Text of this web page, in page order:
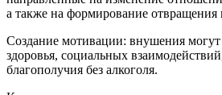
а также на формирование отвращения
Создание мотивации: внушения
здоровья, социальных
благополучия без алкоголя.